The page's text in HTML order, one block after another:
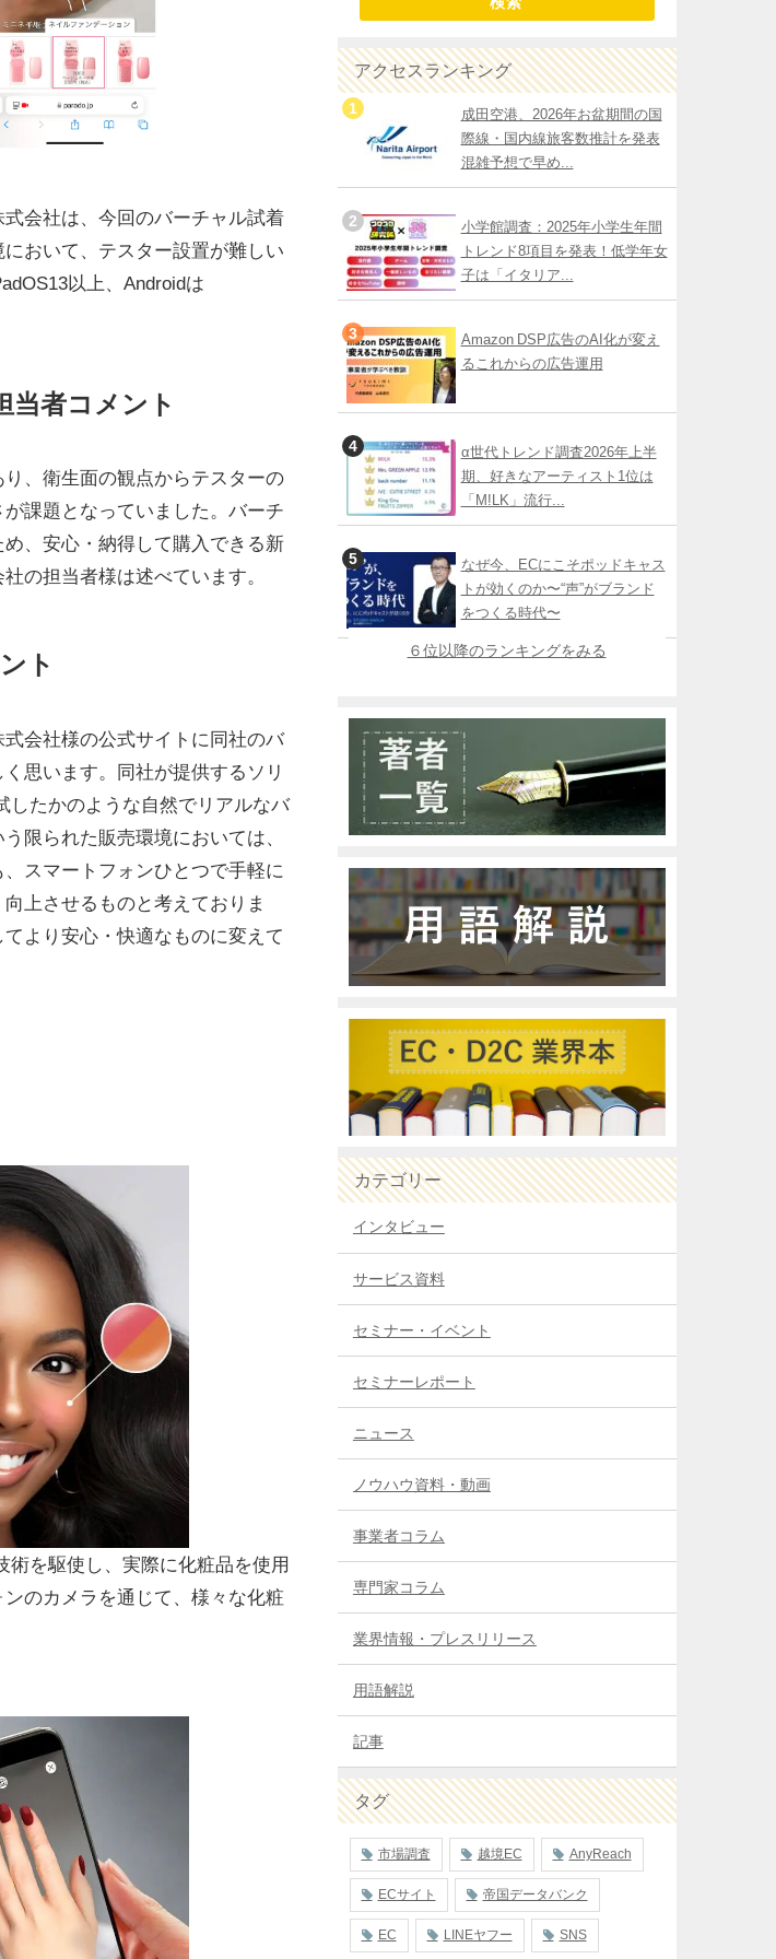
会社は、今回のバーチャル試着
おいて、テスター設置が難しい
以上、Androidは
当者コメント
、衛生面の観点からテスターの
課題となっていました。バーチ
、安心・納得して購入できる新
の担当者様は述べています。
ト
会社様の公式サイトに同社のバ
思います。同社が提供するソリ
したかのような自然でリアルなバ
限られた販売環境においては、
スマートフォンひとつで手軽に
上させるものと考えておりま
より安心・快適なものに変えて
を駆使し、実際に化粧品を使用
のカメラを通じて、様々な化粧
アクセスランキング
成田空港、2026年お盆期間の国
際線・国内線旅客数推計を発表
混雑予想で早め...
小学館調査：2025年小学生年間
トレンド8項目を発表！低学年女
子は「イタリア...
Amazon DSP広告のAI化が変え
るこれからの広告運用
α世代トレンド調査2026年上半
期、好きなアーティスト1位は
「M!LK」流行...
なぜ今、ECにこそポッドキャス
トが効くのか〜“声”がブランド
をつくる時代〜
６位以降のランキングをみる
カテゴリー
インタビュー
サービス資料
セミナー・イベント
セミナーレポート
ニュース
ノウハウ資料・動画
事業者コラム
専門家コラム
業界情報・プレスリリース
用語解説
記事
タグ
市場調査 越境EC AnyReach
ECサイト 帝国データバンク
EC LINEヤフー SNS